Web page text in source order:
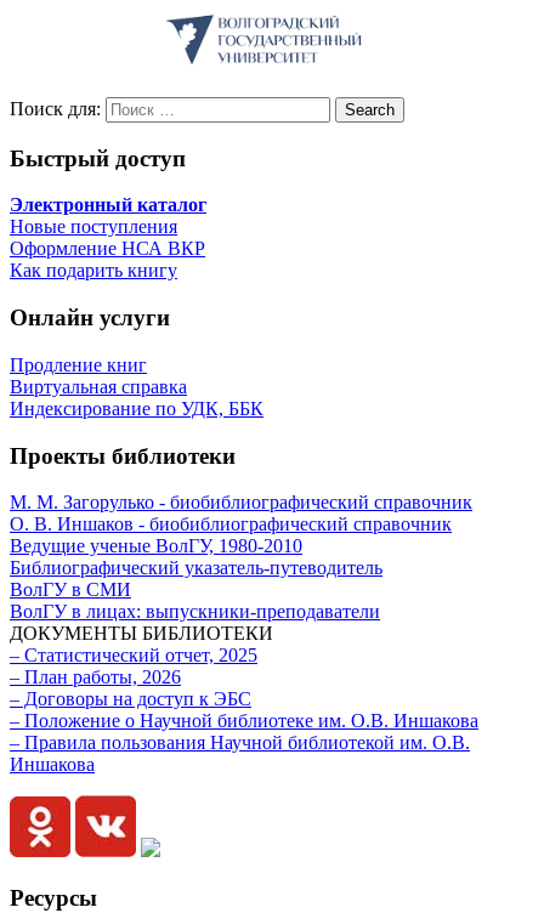
Поиск для: Search
Быстрый доступ
Электронный каталог
Новые поступления
Оформление НСА ВКР
Как подарить книгу
Онлайн услуги
Продление книг
Виртуальная справка
Индексирование по УДК, ББК
Проекты библиотеки
М. М. Загорулько - биобиблиографический справочник
О. В. Иншаков - биобиблиографический справочник
Ведущие ученые ВолГУ, 1980-2010
Библиографический указатель-путеводитель
ВолГУ в СМИ
ВолГУ в лицах: выпускники-преподаватели
ДОКУМЕНТЫ БИБЛИОТЕКИ
– Статистический отчет, 2025
– План работы, 2026
– Договоры на доступ к ЭБС
– Положение о Научной библиотеке им. О.В. Иншакова
– Правила пользования Научной библиотекой им. О.В.
Иншакова
Ресурсы